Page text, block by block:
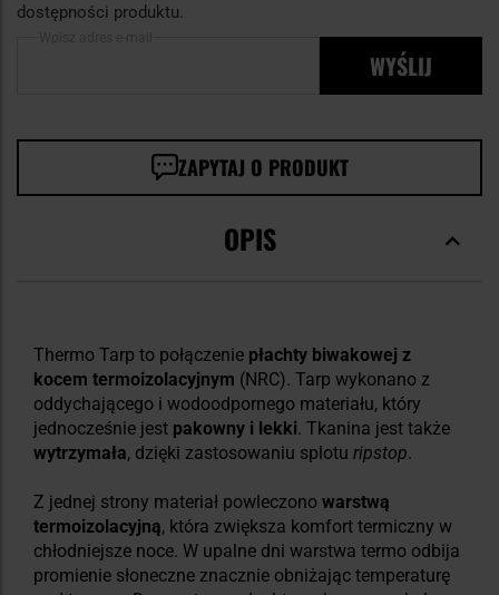
dostępności produktu.
WYŚLIJ
ZAPYTAJ O PRODUKT
OPIS
Thermo Tarp to połączenie płachty biwakowej z
kocem termoizolacyjnym (NRC). Tarp wykonano z
oddychającego i wodoodpornego materiału, który
jednocześnie jest pakowny i lekki. Tkanina jest także
wytrzymała, dzięki zastosowaniu splotu ripstop.
Z jednej strony materiał powleczono warstwą
termoizolacyjną, która zwiększa komfort termiczny w
chłodniejsze noce. W upalne dni warstwa termo odbija
promienie słoneczne znacznie obniżając temperaturę